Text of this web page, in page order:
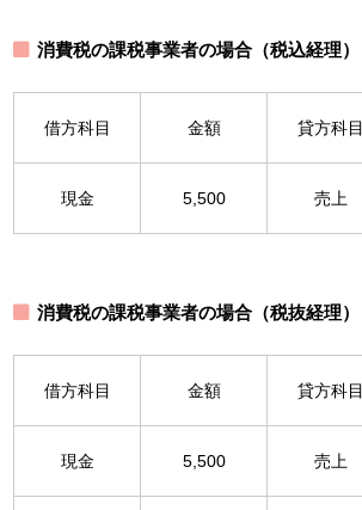
消費税の課税事業者の場合（税込経理）
借方科目 金額 貸方科目
現金 5,500 売上
消費税の課税事業者の場合（税抜経理）
借方科目 金額 貸方科目
現金 5,500 売上